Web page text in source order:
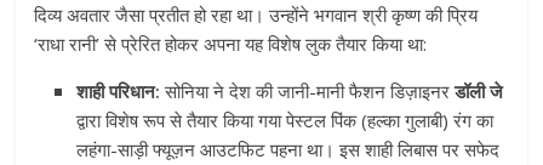
दिव्य अवतार जैसा प्रतीत हो रहा था। उन्होंने भगवान श्री कृष्ण की प्रिय
‘राधा रानी’ से प्रेरित होकर अपना यह विशेष लुक तैयार किया था:
शाही परिधान: सोनिया ने देश की जानी-मानी फैशन डिज़ाइनरडॉली जे
द्वारा विशेष रूप से तैयार किया गया पेस्टल पिंक (हल्का गुलाबी) रंग का
लहंगा-साड़ी फ्यूज़न आउटफिट पहना था। इस शाही लिबास पर सफेद